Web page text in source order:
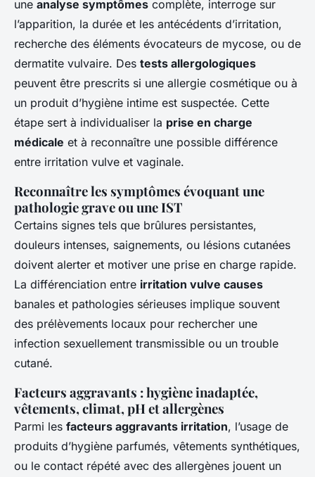
une analyse symptômes complète, interroge sur
l’apparition, la durée et les antécédents d’irritation,
recherche des éléments évocateurs de mycose, ou de
dermatite vulvaire. Des tests allergologiques
peuvent être prescrits si une allergie cosmétique ou à
un produit d’hygiène intime est suspectée. Cette
étape sert à individualiser la prise en charge
médicale et à reconnaître une possible différence
entre irritation vulve et vaginale.
Reconnaître les symptômes évoquant une
pathologie grave ou une IST
Certains signes tels que brûlures persistantes,
douleurs intenses, saignements, ou lésions cutanées
doivent alerter et motiver une prise en charge rapide.
La différenciation entre irritation vulve causes
banales et pathologies sérieuses implique souvent
des prélèvements locaux pour rechercher une
infection sexuellement transmissible ou un trouble
cutané.
Facteurs aggravants : hygiène inadaptée,
vêtements, climat, pH et allergènes
Parmi les facteurs aggravants irritation, l’usage de
produits d’hygiène parfumés, vêtements synthétiques,
ou le contact répété avec des allergènes jouent un